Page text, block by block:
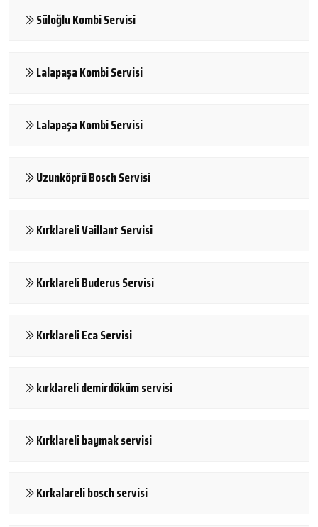
Süloğlu Kombi Servisi
Lalapaşa Kombi Servisi
Lalapaşa Kombi Servisi
Uzunköprü Bosch Servisi
Kırklareli Vaillant Servisi
Kırklareli Buderus Servisi
Kırklareli Eca Servisi
kırklareli demirdöküm servisi
Kırklareli baymak servisi
Kırkalareli bosch servisi